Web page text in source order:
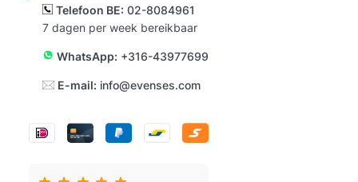
Telefoon BE: 02-8084961
7 dagen per week bereikbaar
WhatsApp: +316-43977699
E-mail: info@evenses.com